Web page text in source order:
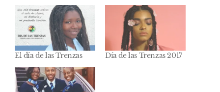
El día de las Trenzas Día de las Trenzas 2017